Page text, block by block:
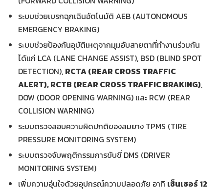
ระบบช่วยเบรกฉุกเฉินอัตโนมัติ AEB (AUTONOMOUS
EMERGENCY BRAKING)
ระบบช่วยป้องกันอุบัติเหตุจากมุมอับสายตาที่ทำงานร่วมกัน
ได้แก่ LCA (LANE CHANGE ASSIST), BSD (BLIND SPOT
DETECTION), RCTA (REAR CROSS TRAFFIC
ALERT), RCTB (REAR CROSS TRAFFIC BRAKING),
DOW (DOOR OPENING WARNING) และ RCW (REAR
COLLISION WARNING)
ระบบตรวจสอบความผิดปกติของลมยาง TPMS (TIRE
PRESSURE MONITORING SYSTEM)
ระบบตรวจจับพฤติกรรมการขับขี่ DMS (DRIVER
MONITORING SYSTEM)
เพิ่มความอุ่นใจด้วยอุปกรณ์ความปลอดภัย อาทิ เซ็นเซอร์12